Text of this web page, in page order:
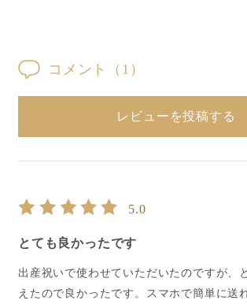
コメント （1）
レビューを投稿する
5.0
とても良かったです
出産祝いで使わせていただいたのですが、
えたので良かったです。スマホで簡単に送